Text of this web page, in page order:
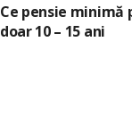
Ce pensie
doar 10 – 15 ani